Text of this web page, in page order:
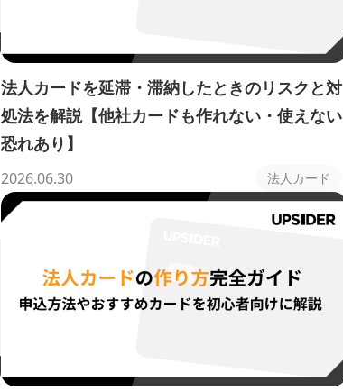
法人カードを延滞・滞納したときのリスクと対
処法を解説【他社カードも作れない・使えない
恐れあり】
2026.06.30 法人カード